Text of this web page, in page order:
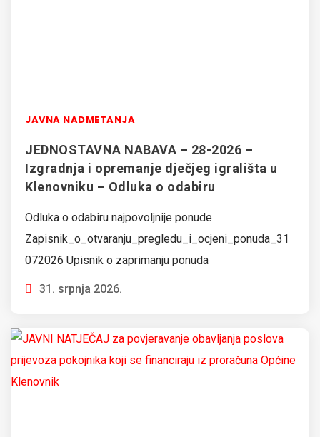
JAVNA NADMETANJA
JEDNOSTAVNA NABAVA – 28-2026 –
Izgradnja i opremanje dječjeg igrališta u
Klenovniku – Odluka o odabiru
Odluka o odabiru najpovoljnije ponude
Zapisnik_o_otvaranju_pregledu_i_ocjeni_ponuda_31
072026 Upisnik o zaprimanju ponuda
31. srpnja 2026.